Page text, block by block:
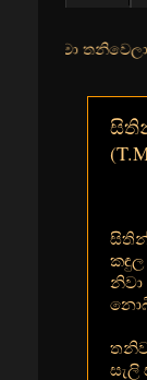
තනිවෙලා නැව්
සිතින්
නිවා
තනිව
සැලි